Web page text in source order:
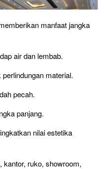
manfaat jangka
air dan lembab.
material.
pecah.
panjang.
nilai estetika
kantor, ruko, showroom,